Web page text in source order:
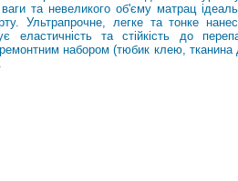
та невеликого об'єму матрац
Ультрапрочне, легке та тонке
еластичність та стійкість до
набором (тюбик клею, тканина